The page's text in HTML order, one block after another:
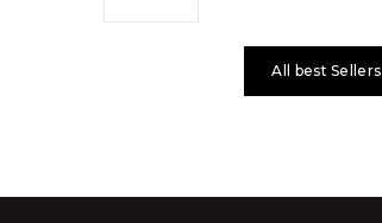
All best Sellers